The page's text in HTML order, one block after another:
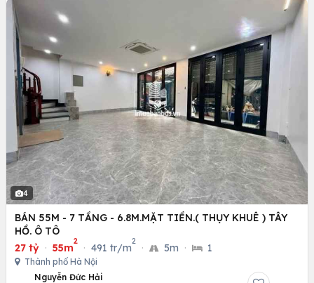
4
BÁN 55M - 7 TẦNG - 6.8M.MẶT TIỀN.( THỤY KHUÊ ) TÂY
HỒ. Ô TÔ
27 tỷ · 55m
2
· 491 tr/m
2
· 5m · 1
Thành phố Hà Nội
Nguyễn Đức Hải